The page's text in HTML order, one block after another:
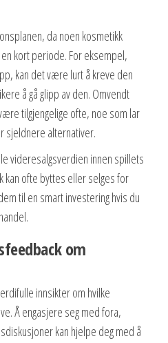
da noen kosmetikk
kort periode. For eksempel,
kan det være lurt å kreve den
å gå glipp av den. Omvendt
tilgjengelige ofte, noe som lar
sjeldnere alternativer.
videresalgsverdien innen spillets
kan ofte byttes eller selges for
til en smart investering hvis du
om
innsikter om hvilke
Å engasjere seg med fora,
kan hjelpe deg med å